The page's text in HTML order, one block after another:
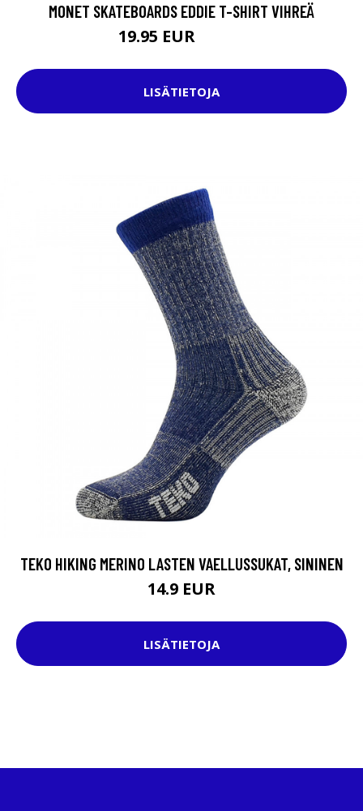
MONET SKATEBOARDS EDDIE T-SHIRT VIHREÄ
19.95 EUR
LISÄTIETOJA
TEKO HIKING MERINO LASTEN VAELLUSSUKAT, SININEN
14.9 EUR
LISÄTIETOJA